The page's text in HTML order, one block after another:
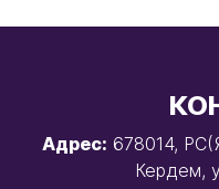
Адрес: 678014,
Кердем,